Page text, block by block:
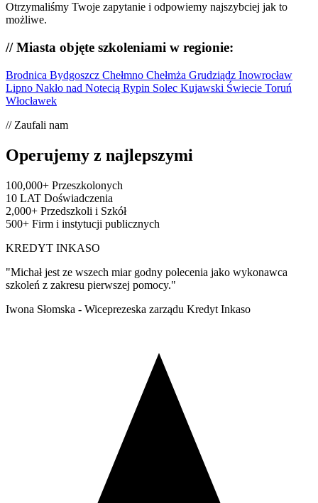
Otrzymaliśmy Twoje zapytanie i odpowiemy najszybciej jak to
możliwe.
// Miasta objęte szkoleniami w regionie:
Brodnica Bydgoszcz Chełmno Chełmża Grudziądz Inowrocław
Lipno Nakło nad Notecią Rypin Solec Kujawski Świecie Toruń
Włocławek
// Zaufali nam
Operujemy z najlepszymi
100,000+ Przeszkolonych
10 LAT Doświadczenia
2,000+ Przedszkoli i Szkół
500+ Firm i instytucji publicznych
KREDYT INKASO
"Michał jest ze wszech miar godny polecenia jako wykonawca
szkoleń z zakresu pierwszej pomocy."
Iwona Słomska - Wiceprezeska zarządu Kredyt Inkaso